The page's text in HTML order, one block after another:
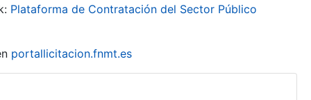
Plataforma de Contratación del Sector Público
portallicitacion.fnmt.es